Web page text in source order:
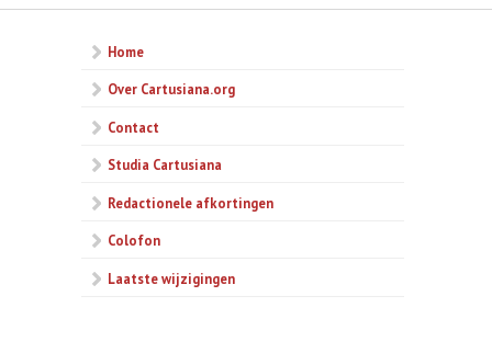
Home
Over Cartusiana.org
Contact
Studia Cartusiana
Redactionele afkortingen
Colofon
Laatste wijzigingen